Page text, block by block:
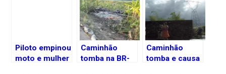
Piloto empinou
moto e mulher
Caminhão
tomba na BR-
Caminhão
tomba e causa